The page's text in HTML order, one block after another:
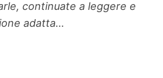
continuate a leggere e
adatta…